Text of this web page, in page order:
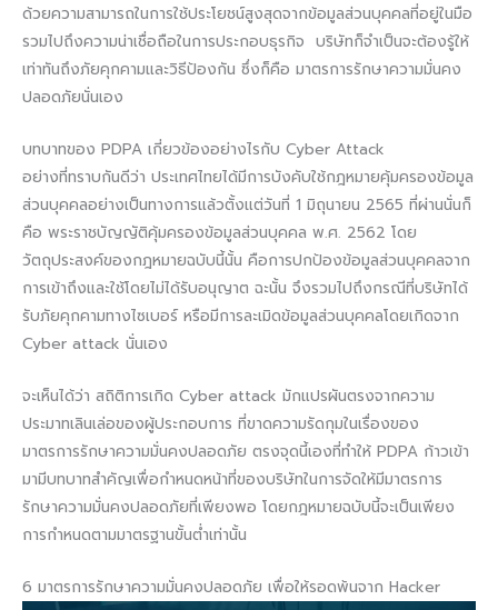
ด้วยความสามารถในการใช้ประโยชน์สูงสุดจากข้อมูลส่วนบุคคลที่อยู่ในมือ
รวมไปถึงความน่าเชื่อถือในการประกอบธุรกิจ บริษัทก็จำเป็นจะต้องรู้ให้
เท่าทันถึงภัยคุกคามและวิธีป้องกัน ซึ่งก็คือ มาตรการรักษาความมั่นคง
ปลอดภัยนั่นเอง
บทบาทของ PDPA เกี่ยวข้องอย่างไรกับ Cyber Attack
อย่างที่ทราบกันดีว่า ประเทศไทยได้มีการบังคับใช้กฎหมายคุ้มครองข้อมูล
ส่วนบุคคลอย่างเป็นทางการแล้วตั้งแต่วันที่ 1 มิถุนายน 2565 ที่ผ่านนั่นก็
คือ พระราชบัญญัติคุ้มครองข้อมูลส่วนบุคคล พ.ศ. 2562 โดย
วัตถุประสงค์ของกฎหมายฉบับนี้นั้น คือการปกป้องข้อมูลส่วนบุคคลจาก
การเข้าถึงและใช้โดยไม่ได้รับอนุญาต ฉะนั้น จึงรวมไปถึงกรณีที่บริษัทได้
รับภัยคุกคามทางไซเบอร์ หรือมีการละเมิดข้อมูลส่วนบุคคลโดยเกิดจาก
Cyber attack นั่นเอง
จะเห็นได้ว่า สถิติการเกิด Cyber attack มักแปรผันตรงจากความ
ประมาทเลินเล่อของผู้ประกอบการ ที่ขาดความรัดกุมในเรื่องของ
มาตรการรักษาความมั่นคงปลอดภัย ตรงจุดนี้เองที่ทำให้ PDPA ก้าวเข้า
มามีบทบาทสำคัญเพื่อกำหนดหน้าที่ของบริษัทในการจัดให้มีมาตรการ
รักษาความมั่นคงปลอดภัยที่เพียงพอ โดยกฎหมายฉบับนี้จะเป็นเพียง
การกำหนดตามมาตรฐานขั้นต่ำเท่านั้น
6 มาตรการรักษาความมั่นคงปลอดภัย เพื่อให้รอดพ้นจาก Hacker